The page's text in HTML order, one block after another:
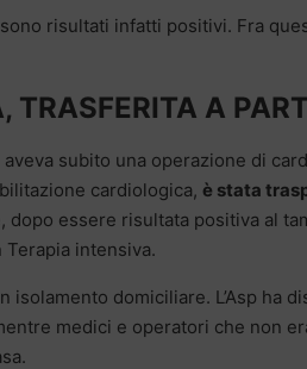
risultati infatti positivi. Fra
TRASFERITA A
aveva subito una operazione di
cardiologica, è stata
dopo essere risultata positiva al
intensiva.
isolamento domiciliare. L’Asp ha
medici e operatori che non